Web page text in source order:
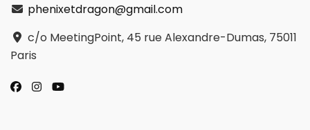
phenixetdragon@gmail.com
c/o MeetingPoint, 45 rue Alexandre-Dumas, 75011
Paris